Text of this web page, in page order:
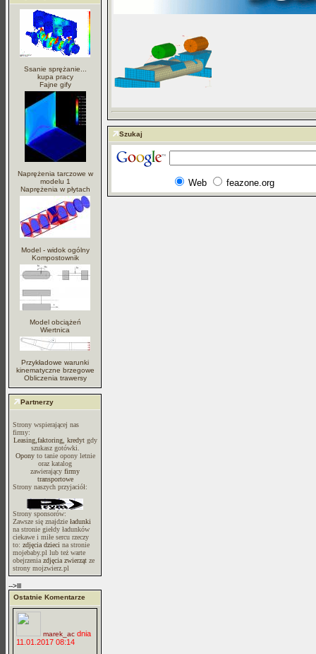
Ssanie sprężanie...
kupa pracy
Fajne gify
Naprężenia tarczowe w
modelu 1
Naprężenia w płytach
Model - widok ogólny
Kompostownik
Model obciążeń
Wiertnica
Przykładowe warunki
kinematyczne brzegowe
Obliczenia trawersy
Partnerzy
Strony wspierającej nas
firmy:
Leasing,faktoring, kredytgdy
szukasz gotówki.
Oponyto tanie opony letnie
oraz katalog
zawierający firmy
transportowe
Strony naszych przyjaciół:
Strony sponsorów:
Zawsze się znajdzie ładunki
na stronie giełdy ładunków
ciekawe i miłe sercu rzeczy
to: zdjęcia dzieci na stronie
mojebaby.pl lub też warte
obejrzenia zdjęcia zwierząt ze
strony mojzwierz.pl
-->lll
Ostatnie Komentarze
marek_ac dnia
11.01.2017 08:14
Szukaj
Web feazone.org